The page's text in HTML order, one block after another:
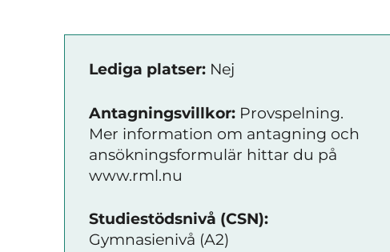
Lediga platser: Nej
Antagningsvillkor: Provspelning.
Mer information om antagning och
ansökningsformulär hittar du på
www.rml.nu
Studiestödsnivå (CSN):
Gymnasienivå (A2)